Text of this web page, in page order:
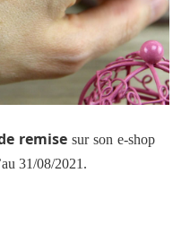
remisesur son e-shop
31/08/2021.